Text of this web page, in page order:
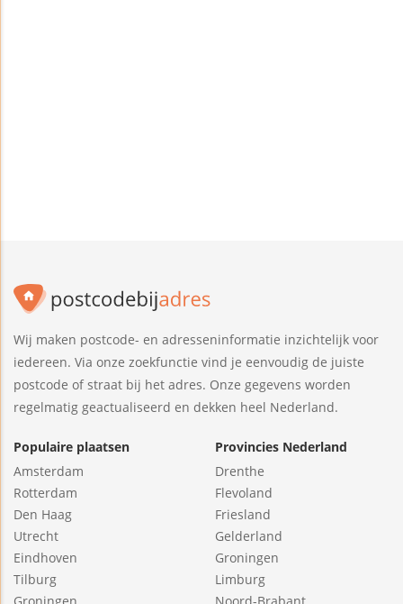
Wij maken postcode- en adresseninformatie inzichtelijk voor
iedereen. Via onze zoekfunctie vind je eenvoudig de juiste
postcode of straat bij het adres. Onze gegevens worden
regelmatig geactualiseerd en dekken heel Nederland.
Populaire plaatsen
Amsterdam
Rotterdam
Den Haag
Utrecht
Eindhoven
Tilburg
Provincies Nederland
Drenthe
Flevoland
Friesland
Gelderland
Groningen
Limburg